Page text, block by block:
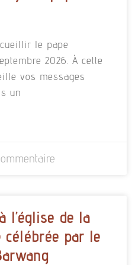
le pape
2026. À cette
vos messages
un
l’église de la
célébrée par le